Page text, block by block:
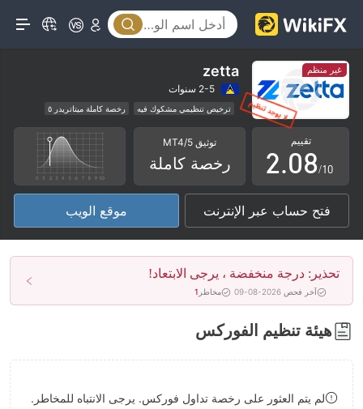
غير منظم zetta
2-5 سنوات
ترخيص تنظيمي مشكوك فيه
رخصة كاملة ميتاتريدر ٥
الوسطاء الإقليميون
مخاطر عالية
تقييم
0
1
2
3
4
5
6
7
8
9
.0
1
2
3
4
5
6
7
4
5
6
7
8
9
/10
توثيق MT4/5
رخصة كاملة
فتح حساب عبر الإنترنت موقع الويب
تحذير: درجة منخفضة ، يرجى الابتعاد!
آخر فحص 2026-08-09 مخاطر 1
هيئة تنظيم الفوركس
لم يتم العثور على رخصة تداول فوركس. يرجى الانتباه للمخاطر.